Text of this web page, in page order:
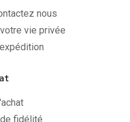
nous
vie privée
fidélité